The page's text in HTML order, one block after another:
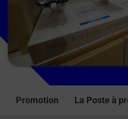
Promotion La Poste à